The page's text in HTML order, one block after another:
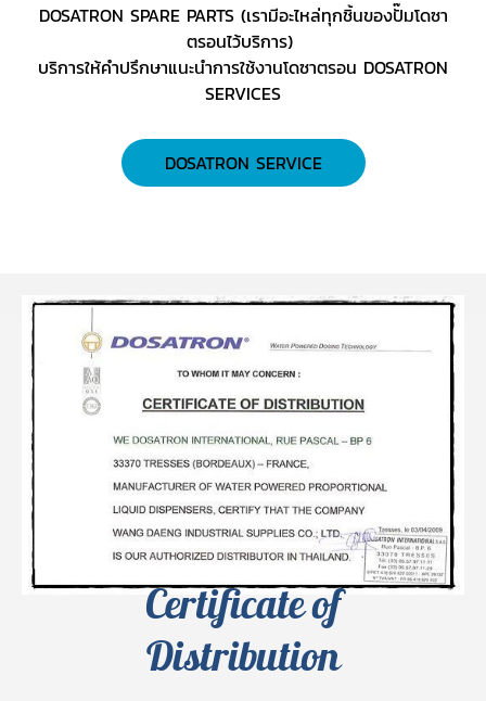
DOSATRON SPARE PARTS (เรามีอะไหล่ทุกชิ้นของปั๊มโดซา
ตรอนไว้บริการ)
บริการให้คำปรึกษาแนะนำการใช้งานโดซาตรอน DOSATRON
SERVICES
DOSATRON SERVICE
Certificate of
Distribution